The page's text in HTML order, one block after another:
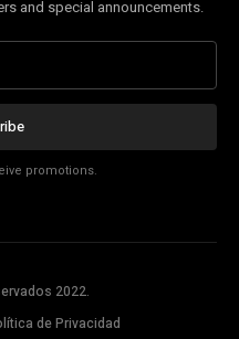
and special announcements.
promotions.
2022.
de Privacidad